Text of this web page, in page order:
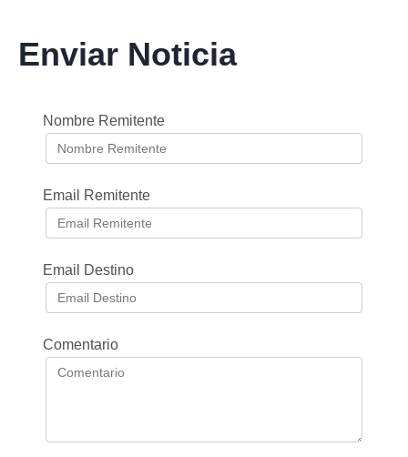
Enviar Noticia
Nombre Remitente
Email Remitente
Email Destino
Comentario